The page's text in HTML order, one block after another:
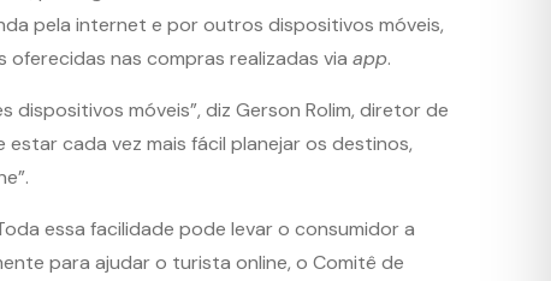
pela internet e por outros dispositivos móveis,
nas compras realizadas via app.
móveis”, diz Gerson Rolim, diretor de
cada vez mais fácil planejar os destinos,
essa facilidade pode levar o consumidor a
para ajudar o turista online, o Comitê de